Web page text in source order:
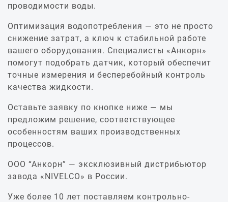
проводимости воды.
Оптимизация водопотребления — это не просто
снижение затрат, а ключ к стабильной работе
вашего оборудования. Специалисты «Анкорн»
помогут подобрать датчик, который обеспечит
точные измерения и бесперебойный контроль
качества жидкости.
Оставьте заявку по кнопке ниже — мы
предложим решение, соответствующее
особенностям ваших производственных
процессов.
ООО “Анкорн” — эксклюзивный дистрибьютор
завода «NIVELCO» в России.
Уже более 10 лет поставляем контрольно-